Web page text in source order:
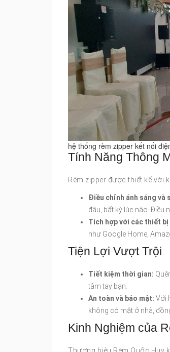
hệ thống rèm zipper kết nối
Tính Năng Thông
Rèm zipper được thiết kế với
Điều chỉnh ánh sáng và
đâu, bất kỳ lúc nào. Điều
Tích hợp với các thiết bị
như Google Home,
Tiện Lợi Vượt Trội
Tiết kiệm thời gian:
tầm tay bạn.
An toàn và bảo mật: Với
không có mặt ở nhà,
Kinh Nghiệm của